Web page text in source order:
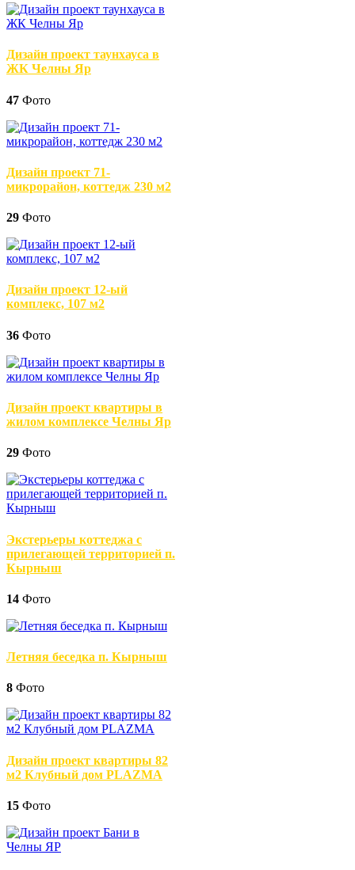
Дизайн проект таунхауса в
ЖК Челны Яр
47 Фото
Дизайн проект 71-
микрорайон, коттедж 230 м2
29 Фото
Дизайн проект 12-ый
комплекс, 107 м2
36 Фото
Дизайн проект квартиры в
жилом комплексе Челны Яр
29 Фото
Экстерьеры коттеджа с
прилегающей территорией п.
Кырныш
14 Фото
Летняя беседка п. Кырныш
8 Фото
Дизайн проект квартиры 82
м2 Клубный дом PLAZMA
15 Фото